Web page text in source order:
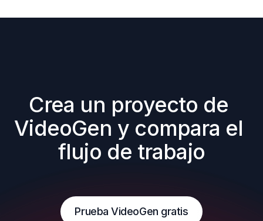
Crea un proyecto de
VideoGen y compara el
flujo de trabajo
Prueba VideoGen gratis